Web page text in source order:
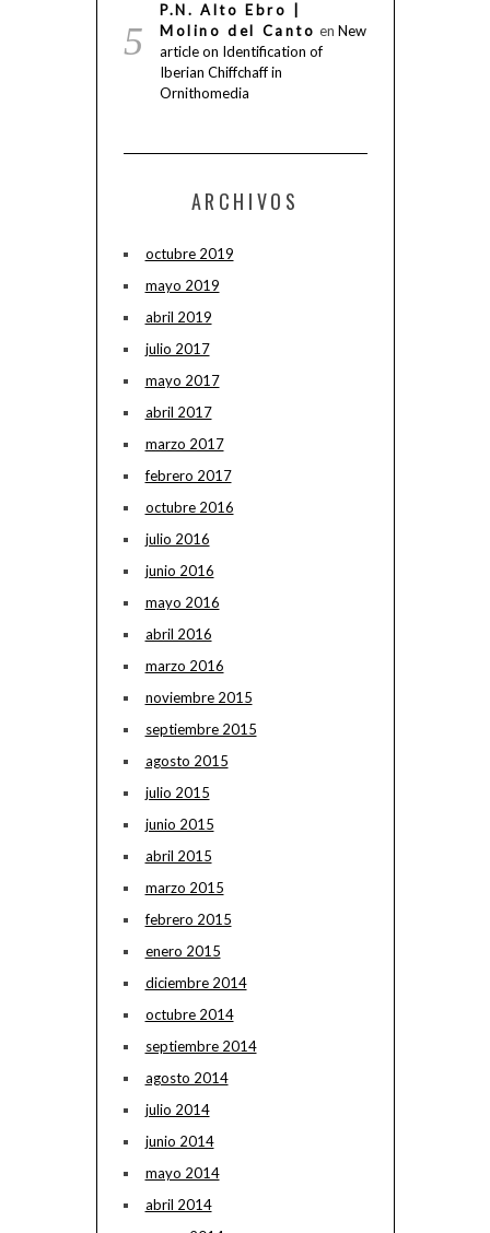
P.N. Alto Ebro |
Molino del Canto en New
article on Identification of
Iberian Chiffchaff in
Ornithomedia
ARCHIVOS
octubre 2019
mayo 2019
abril 2019
julio 2017
mayo 2017
abril 2017
marzo 2017
febrero 2017
octubre 2016
julio 2016
junio 2016
mayo 2016
abril 2016
marzo 2016
noviembre 2015
septiembre 2015
agosto 2015
julio 2015
junio 2015
abril 2015
marzo 2015
febrero 2015
enero 2015
diciembre 2014
octubre 2014
septiembre 2014
agosto 2014
julio 2014
junio 2014
mayo 2014
abril 2014